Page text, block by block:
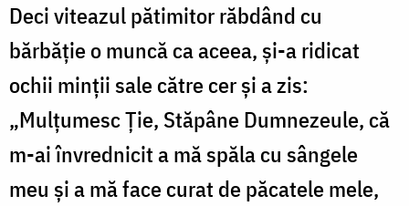
Deci viteazul pătimitor răbdând cu
bărbăție o muncă ca aceea, și-a ridicat
ochii minții sale către cer și a zis:
„Mulțumesc Ție, Stăpâne Dumnezeule, că
m-ai învrednicit a mă spăla cu sângele
meu și a mă face curat de păcatele mele,